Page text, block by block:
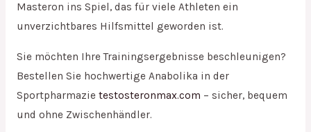
Masteron ins Spiel, das für viele Athleten ein
unverzichtbares Hilfsmittel geworden ist.
Sie möchten Ihre Trainingsergebnisse beschleunigen?
Bestellen Sie hochwertige Anabolika in der
Sportpharmazie testosteronmax.com – sicher, bequem
und ohne Zwischenhändler.